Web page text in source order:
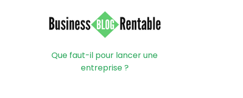
Que faut-il pour lancer une
entreprise ?